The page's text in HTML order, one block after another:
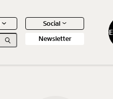
Social
Newsletter